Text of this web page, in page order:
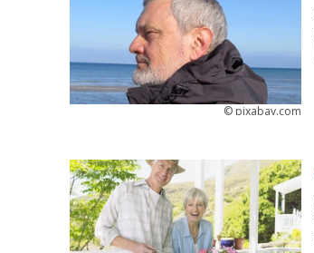
© pixabay.com